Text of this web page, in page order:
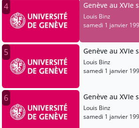
4 Genève au XVIe
Louis Binz
samedi 1 janvier
5 Genève au XVIe
Louis Binz
samedi 1 janvier
6 Genève au XVIe
Louis Binz
samedi 1 janvier